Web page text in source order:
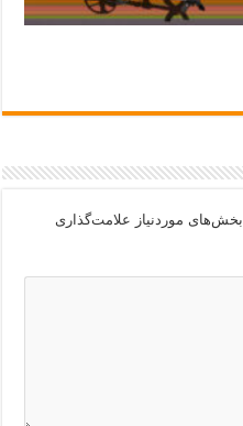
بخش‌های موردنیاز علامت‌گذاری